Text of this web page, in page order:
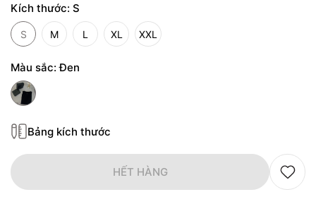
Kích thước: S
S M L XL XXL
Màu sắc:Đen
Bảng kích thước
HẾT HÀNG